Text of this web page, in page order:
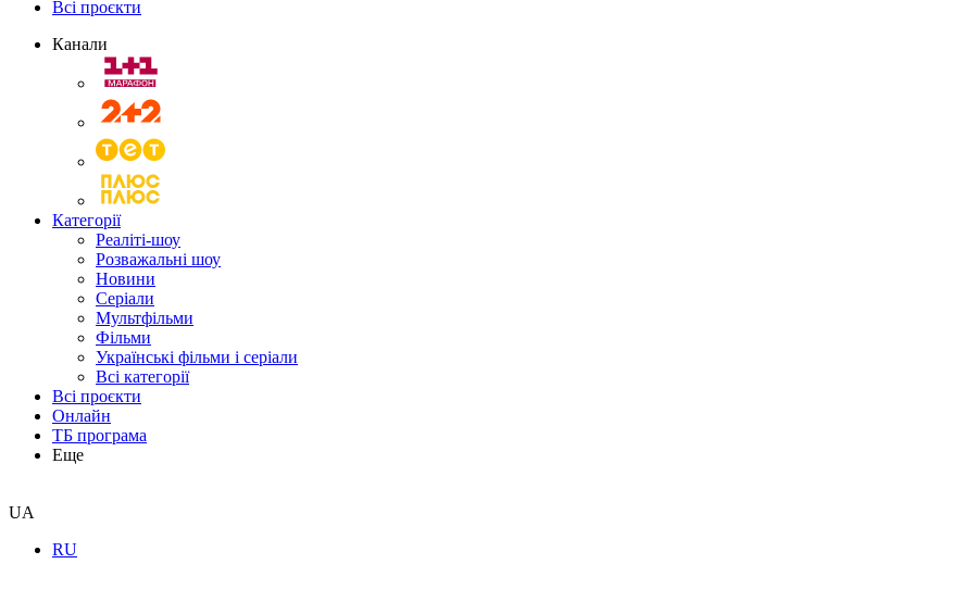
Всі проєкти
Канали
Категорії
Реаліті-шоу
Розважальні шоу
Новини
Серіали
Мультфільми
Фільми
Українські фільми і серіали
Всі категорії
Всі проєкти
Онлайн
ТБ програма
Еще
UA
RU